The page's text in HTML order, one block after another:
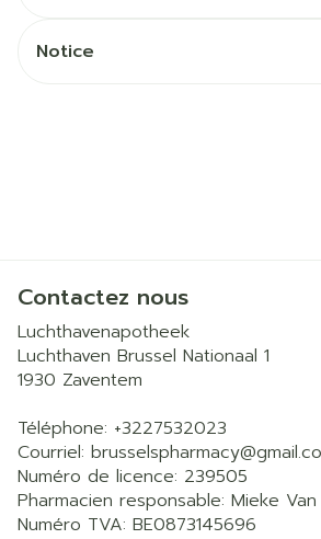
Notice
Contactez nous
Luchthavenapotheek
Luchthaven Brussel Nationaal 1
1930 Zaventem
Téléphone: +3227532023
Courriel: brusselspharmacy@
Numéro de licence: 239505
Pharmacien responsable: Mieke
Numéro TVA: BE0873145696